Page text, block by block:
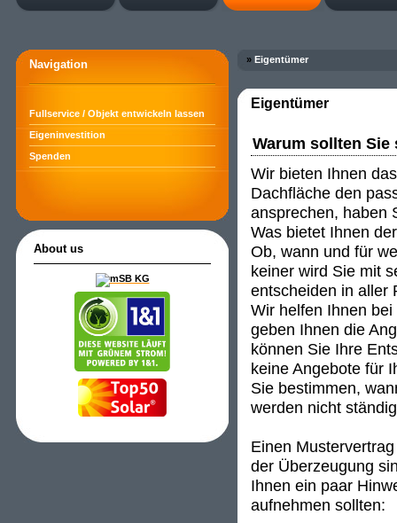
Navigation
Fullservice / Objekt entwickeln lassen
Eigeninvestition
Spenden
About us
» Eigentümer
Eigentümer
Warum sollten
Wir bieten Ihnen
Dachfläche den
ansprechen, haben
Was bietet Ihnen
Ob, wann und für
keiner wird Sie mit
entscheiden in aller
Wir helfen Ihnen
geben Ihnen die
können Sie Ihre
keine Angebote für
Sie bestimmen,
werden nicht
Einen
der Überzeugung
Ihnen ein paar
aufnehmen sollten: